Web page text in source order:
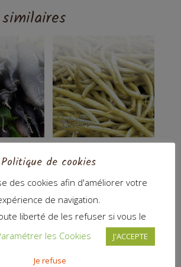
Haricots filet
Roc Brun
7,00€
Politique de cookies
des cookies afin d'améliorer votre
de navigation.
liberté de les refuser si vous le
les Cookies J'ACCEPTE
Je refuse